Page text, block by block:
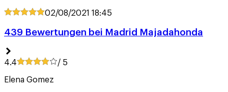
02/08/2021 18:45
439 Bewertungen bei Madrid Majadahonda
4.4 / 5
Elena Gomez